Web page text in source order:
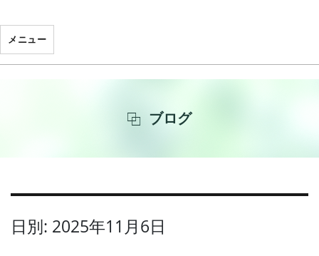
メニュー
ブログ
日別: 2025年11月6日